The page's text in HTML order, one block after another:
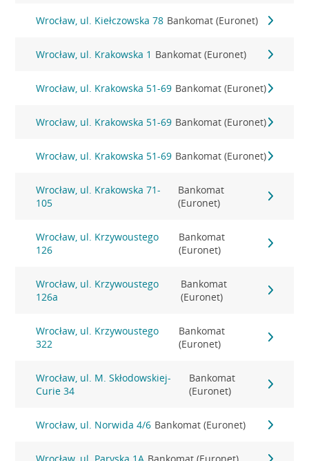
Wrocław, ul. Kiełczowska 78 Bankomat (Euronet)
Wrocław, ul. Krakowska 1 Bankomat (Euronet)
Wrocław, ul. Krakowska 51-69 Bankomat (Euronet)
Wrocław, ul. Krakowska 51-69 Bankomat (Euronet)
Wrocław, ul. Krakowska 51-69 Bankomat (Euronet)
Wrocław, ul. Krakowska 71-
105
Bankomat
(Euronet)
Wrocław, ul. Krzywoustego
126
Bankomat
(Euronet)
Wrocław, ul. Krzywoustego
126a
Bankomat
(Euronet)
Wrocław, ul. Krzywoustego
322
Bankomat
(Euronet)
Wrocław, ul. M. Skłodowskiej-
Curie 34
Bankomat
(Euronet)
Wrocław, ul. Norwida 4/6 Bankomat (Euronet)